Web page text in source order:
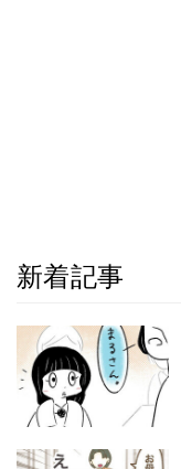
新着記事